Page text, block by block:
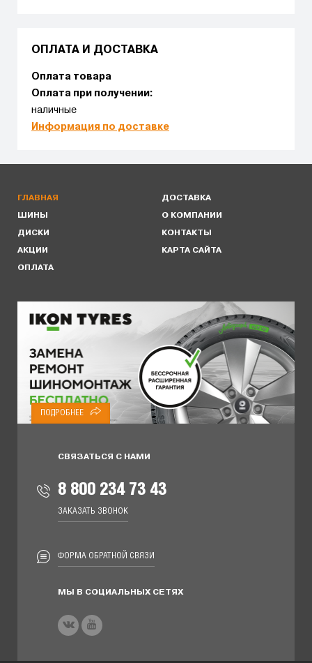
ОПЛАТА И ДОСТАВКА
Оплата товара
Оплата при получении:
наличные
Информация по доставке
ГЛАВНАЯ
ШИНЫ
ДИСКИ
АКЦИИ
ОПЛАТА
ДОСТАВКА
О КОМПАНИИ
КОНТАКТЫ
КАРТА САЙТА
ПОДРОБНЕЕ
СВЯЗАТЬСЯ С НАМИ
8 800 234 73 43
ЗАКАЗАТЬ ЗВОНОК
ФОРМА ОБРАТНОЙ СВЯЗИ
МЫ В СОЦИАЛЬНЫХ СЕТЯХ